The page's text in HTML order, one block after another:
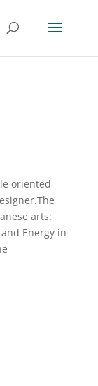
oriented
arts:
Energy in